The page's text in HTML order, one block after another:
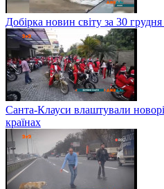
Добірка новин світу за 30
Санта-Клауси влаштували
країнах